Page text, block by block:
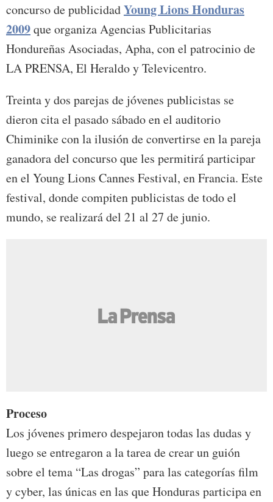
concurso de publicidadYoung Lions Honduras
2009que organiza Agencias Publicitarias
Hondureñas Asociadas, Apha, con el patrocinio de
LA PRENSA, El Heraldo y Televicentro.
Treinta y dos parejas de jóvenes publicistas se
dieron cita el pasado sábado en el auditorio
Chiminike con la ilusión de convertirse en la pareja
ganadora del concurso que les permitirá participar
en el Young Lions Cannes Festival, en Francia. Este
festival, donde compiten publicistas de todo el
mundo, se realizará del 21 al 27 de junio.
Proceso
Los jóvenes primero despejaron todas las dudas y
luego se entregaron a la tarea de crear un guión
sobre el tema “Las drogas” para las categorías film
y cyber, las únicas en las que Honduras participa en